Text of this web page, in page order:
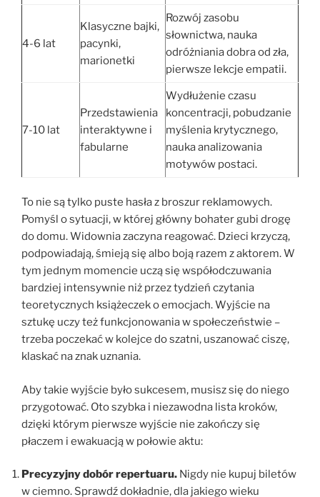
4-6 lat
Klasyczne bajki,
pacynki,
marionetki
Rozwój zasobu
słownictwa, nauka
odróżniania dobra od zła,
pierwsze lekcje empatii.
7-10 lat
Przedstawienia
interaktywne i
fabularne
Wydłużenie czasu
koncentracji, pobudzanie
myślenia krytycznego,
nauka analizowania
motywów postaci.
To nie są tylko puste hasła z broszur reklamowych.
Pomyśl o sytuacji, w której główny bohater gubi drogę
do domu. Widownia zaczyna reagować. Dzieci krzyczą,
podpowiadają, śmieją się albo boją razem z aktorem. W
tym jednym momencie uczą się współodczuwania
bardziej intensywnie niż przez tydzień czytania
teoretycznych książeczek o emocjach. Wyjście na
sztukę uczy też funkcjonowania w społeczeństwie –
trzeba poczekać w kolejce do szatni, uszanować ciszę,
klaskać na znak uznania.
Aby takie wyjście było sukcesem, musisz się do niego
przygotować. Oto szybka i niezawodna lista kroków,
dzięki którym pierwsze wyjście nie zakończy się
płaczem i ewakuacją w połowie aktu:
Precyzyjny dobór repertuaru. Nigdy nie kupuj biletów
w ciemno. Sprawdź dokładnie, dla jakiego wieku